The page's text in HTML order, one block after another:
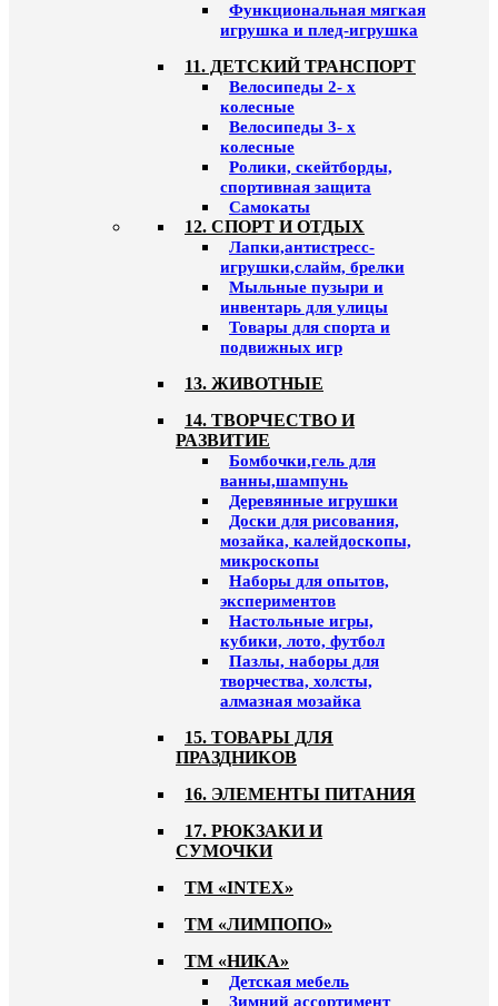
Функциональная мягкая
игрушка и плед-игрушка
11. ДЕТСКИЙ ТРАНСПОРТ
Велосипеды 2- х
колесные
Велосипеды 3- х
колесные
Ролики, скейтборды,
спортивная защита
Самокаты
12. СПОРТ И ОТДЫХ
Лапки,антистресс-
игрушки,слайм, брелки
Мыльные пузыри и
инвентарь для улицы
Товары для спорта и
подвижных игр
13. ЖИВОТНЫЕ
14. ТВОРЧЕСТВО И
РАЗВИТИЕ
Бомбочки,гель для
ванны,шампунь
Деревянные игрушки
Доски для рисования,
мозайка, калейдоскопы,
микроскопы
Наборы для опытов,
экспериментов
Настольные игры,
кубики, лото, футбол
Пазлы, наборы для
творчества, холсты,
алмазная мозайка
15. ТОВАРЫ ДЛЯ
ПРАЗДНИКОВ
16. ЭЛЕМЕНТЫ ПИТАНИЯ
17. РЮКЗАКИ И
СУМОЧКИ
ТМ «INTEX»
ТМ «ЛИМПОПО»
ТМ «НИКА»
Детская мебель
Зимний ассортимент